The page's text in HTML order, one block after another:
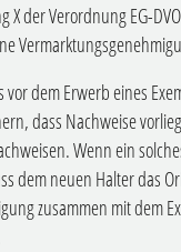
X der Verordnung EG-
vor dem Erwerb eines
dass Nachweise
Wenn ein
dem neuen Halter das
zusammen mit dem